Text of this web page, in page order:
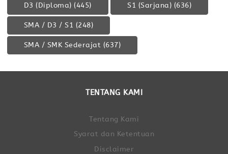
D3 (Diploma) (445) S1 (Sarjana) (636)
SMA / D3 / S1 (248)
SMA / SMK Sederajat (637)
TENTANG KAMI
Tentang Kami
Syarat dan Ketentuan
Disclaimer